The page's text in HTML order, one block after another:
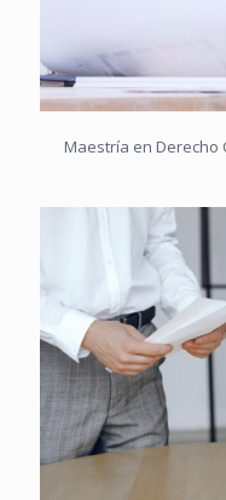
Maestría en Derecho